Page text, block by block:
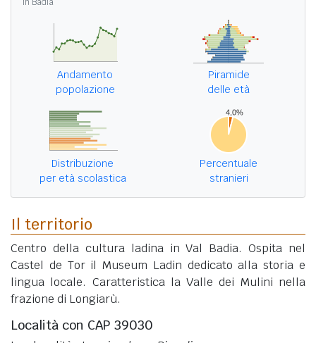
in Badia
Andamento
popolazione
Piramide
delle età
Distribuzione
per età scolastica
Percentuale
stranieri
Il territorio
Centro della cultura ladina in Val Badia. Ospita nel
Castel de Tor il Museum Ladin dedicato alla storia e
lingua locale. Caratteristica la Valle dei Mulini nella
frazione di Longiarù.
Località con CAP 39030